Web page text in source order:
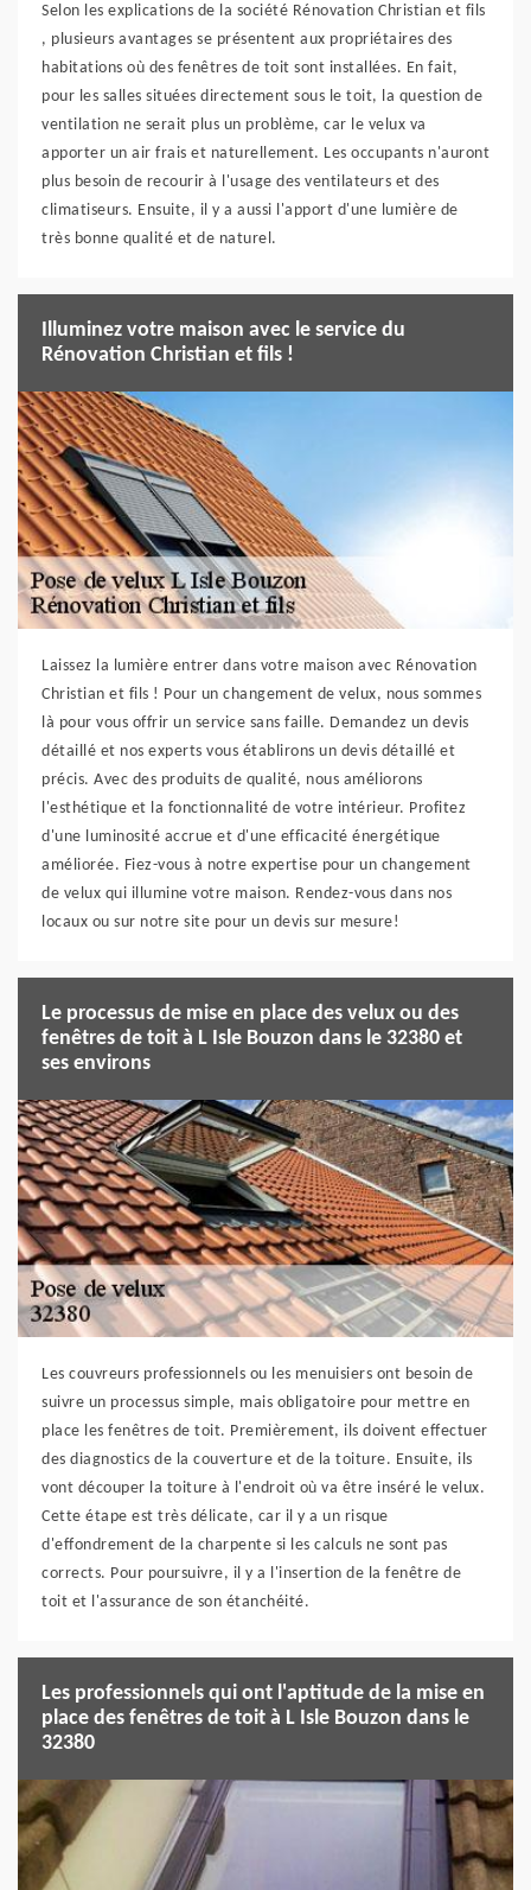
Selon les explications de la société Rénovation Christian et fils
, plusieurs avantages se présentent aux propriétaires des
habitations où des fenêtres de toit sont installées. En fait,
pour les salles situées directement sous le toit, la question de
ventilation ne serait plus un problème, car le velux va
apporter un air frais et naturellement. Les occupants n'auront
plus besoin de recourir à l'usage des ventilateurs et des
climatiseurs. Ensuite, il y a aussi l'apport d'une lumière de
très bonne qualité et de naturel.
Illuminez votre maison avec le service du
Rénovation Christian et fils !
Laissez la lumière entrer dans votre maison avec Rénovation
Christian et fils ! Pour un changement de velux, nous sommes
là pour vous offrir un service sans faille. Demandez un devis
détaillé et nos experts vous établirons un devis détaillé et
précis. Avec des produits de qualité, nous améliorons
l'esthétique et la fonctionnalité de votre intérieur. Profitez
d'une luminosité accrue et d'une efficacité énergétique
améliorée. Fiez-vous à notre expertise pour un changement
de velux qui illumine votre maison. Rendez-vous dans nos
locaux ou sur notre site pour un devis sur mesure!
Le processus de mise en place des velux ou des
fenêtres de toit à L Isle Bouzon dans le 32380 et
ses environs
Les couvreurs professionnels ou les menuisiers ont besoin de
suivre un processus simple, mais obligatoire pour mettre en
place les fenêtres de toit. Premièrement, ils doivent effectuer
des diagnostics de la couverture et de la toiture. Ensuite, ils
vont découper la toiture à l'endroit où va être inséré le velux.
Cette étape est très délicate, car il y a un risque
d'effondrement de la charpente si les calculs ne sont pas
corrects. Pour poursuivre, il y a l'insertion de la fenêtre de
toit et l'assurance de son étanchéité.
Les professionnels qui ont l'aptitude de la mise en
place des fenêtres de toit à L Isle Bouzon dans le
32380